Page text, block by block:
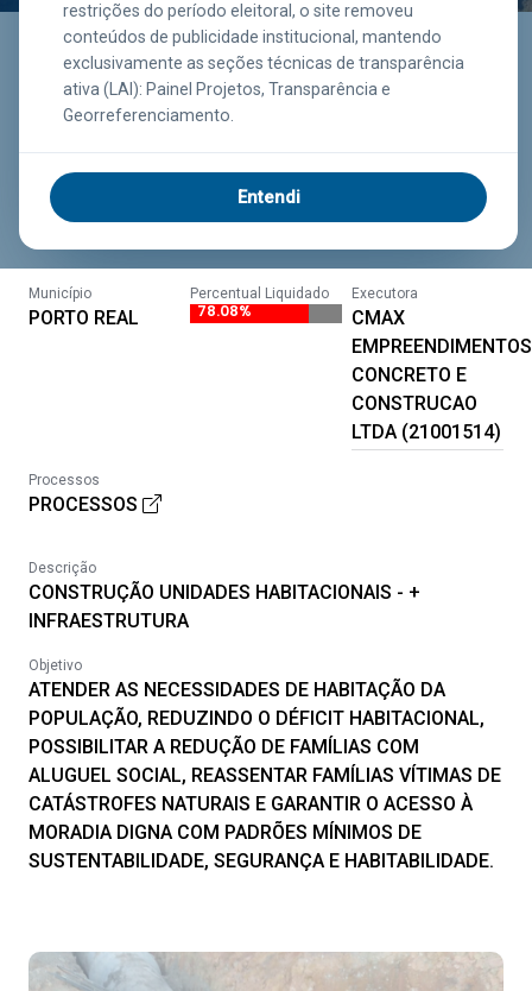
restrições do período eleitoral, o site removeu
conteúdos de publicidade institucional, mantendo
exclusivamente as seções técnicas de transparência
ativa (LAI): Painel Projetos, Transparência e
Georreferenciamento.
Entendi
clicando aqui!
CEHAB R$ 9.574.572,62 HABITAÇÃO
Estágio
SUSPENSO
Município
PORTO REAL
Percentual Liquidado
78.08%
Executora
CMAX
CONCRETO E
CONSTRUCAO
LTDA (21001514)
Processos
PROCESSOS
Descrição
CONSTRUÇÃO UNIDADES HABITACIONAIS - +
INFRAESTRUTURA
Objetivo
ATENDER AS NECESSIDADES DE HABITAÇÃO DA
POPULAÇÃO, REDUZINDO O DÉFICIT HABITACIONAL,
POSSIBILITAR A REDUÇÃO DE FAMÍLIAS COM
ALUGUEL SOCIAL, REASSENTAR FAMÍLIAS VÍTIMAS DE
CATÁSTROFES NATURAIS E GARANTIR O ACESSO À
MORADIA DIGNA COM PADRÕES MÍNIMOS DE
SUSTENTABILIDADE, SEGURANÇA E HABITABILIDADE.